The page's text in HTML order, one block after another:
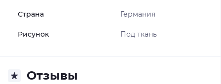
Страна Германия
Рисунок Под ткань
Отзывы